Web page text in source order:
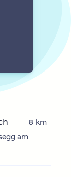
am
8 km